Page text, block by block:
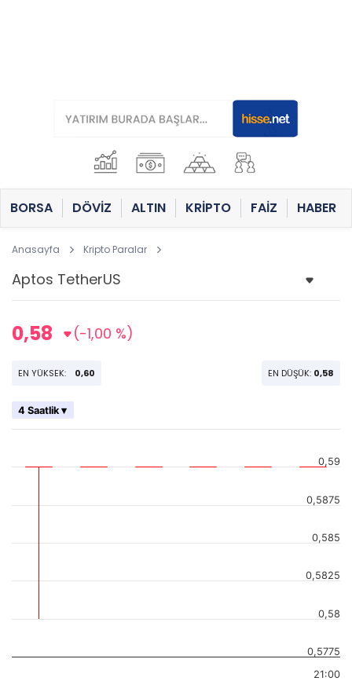
BORSA DÖVİZ ALTIN KRİPTO FAİZ HABER
Anasayfa Kripto Paralar
0,58 (-1,00 %)
EN YÜKSEK: 0,60 EN DÜŞÜK: 0,58
4 Saatlik ▾
21:00
0,5775
0,58
0,5825
0,585
0,5875
0,59